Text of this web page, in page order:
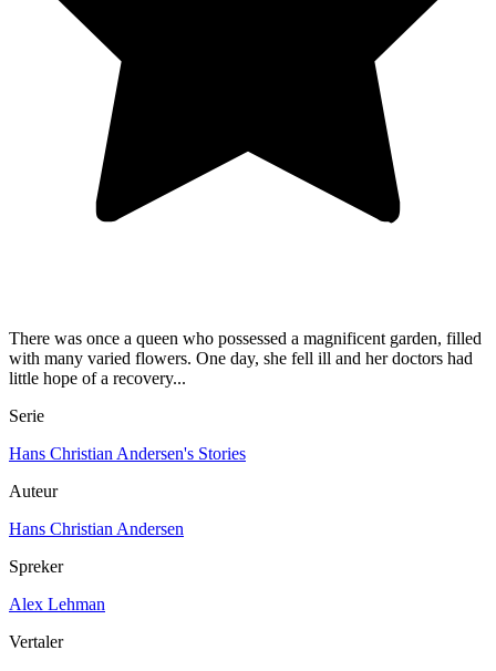
There was once a queen who possessed a magnificent garden, filled
with many varied flowers. One day, she fell ill and her doctors had
little hope of a recovery...
Serie
Hans Christian Andersen's Stories
Auteur
Hans Christian Andersen
Spreker
Alex Lehman
Vertaler